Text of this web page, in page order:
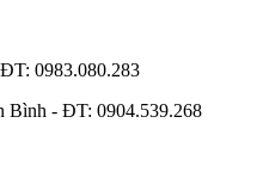
0983.080.283
Bình - ĐT: 0904.539.268